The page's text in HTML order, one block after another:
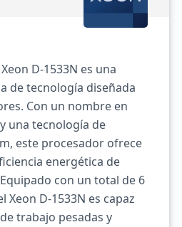
D-1533N es una
de tecnología diseñada
Con un nombre en
una tecnología de
este procesador ofrece
energética de
con un total de 6
Xeon D-1533N es capaz
trabajo pesadas y